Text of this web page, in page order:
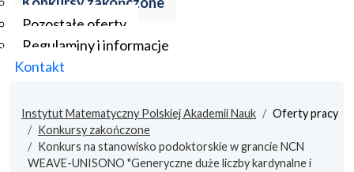
Pozostałe oferty
Regulaminy i informacje
Kontakt
Instytut Matematyczny Polskiej Akademii Nauk
Oferty pracy
Konkursy zakończone
Konkurs na stanowisko podoktorskie w grancie NCN
WEAVE-UNISONO "Generyczne duże liczby kardynalne i